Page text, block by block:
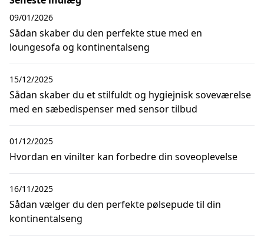
Sådan skaber du den perfekte stue med en
loungesofa og kontinentalseng
09/01/2026
Sådan skaber du et stilfuldt og hygiejnisk soveværelse
med en sæbedispenser med sensor tilbud
15/12/2025
Hvordan en vinilter kan forbedre din soveoplevelse
01/12/2025
Sådan vælger du den perfekte pølsepude til din
kontinentalseng
16/11/2025